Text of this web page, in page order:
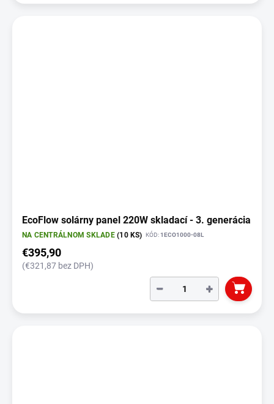
EcoFlow solárny panel 220W skladací - 3. generácia
NA CENTRÁLNOM SKLADE(10 KS) KÓD:1ECO1000-08L
€395,90
(€321,87 bez DPH)
+
−